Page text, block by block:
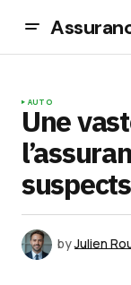
AUTO
Une
byJulien